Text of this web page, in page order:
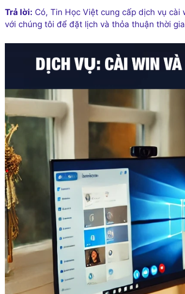
Trả lời: Có, Tin Học Việt cung cấp dịch vụ
với chúng tôi để đặt lịch và thỏa thuận thời